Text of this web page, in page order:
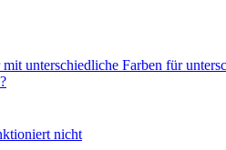
unterschiedliche Farben für
nicht